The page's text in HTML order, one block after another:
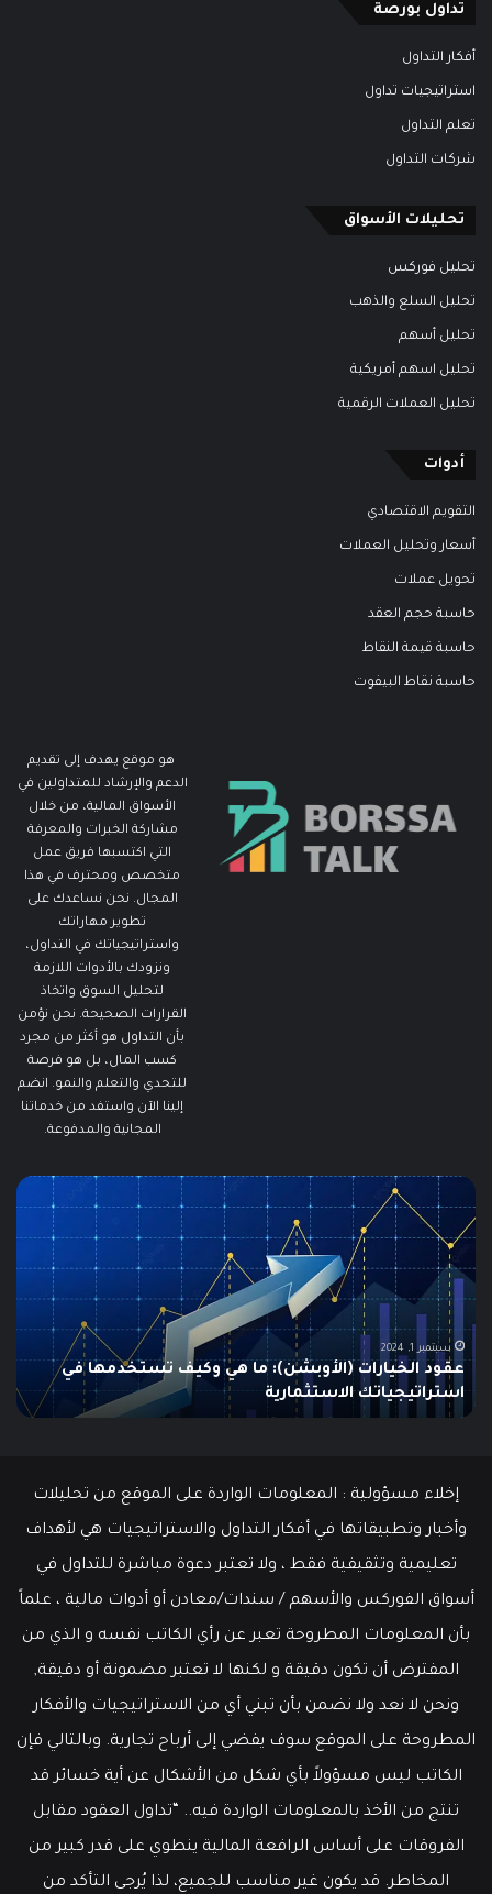
تداول بورصة
أفكار التداول
استراتيجيات تداول
تعلم التداول
شركات التداول
تحليلات الأسواق
تحليل فوركس
تحليل السلع والذهب
تحليل أسهم
تحليل اسهم أمريكية
تحليل العملات الرقمية
أدوات
التقويم الاقتصادي
أسعار وتحليل العملات
تحويل عملات
حاسبة حجم العقد
حاسبة قيمة النقاط
حاسبة نقاط البيفوت
هو موقع يهدف إلى تقديم
الدعم والإرشاد للمتداولين في
الأسواق المالية، من خلال
مشاركة الخبرات والمعرفة
التي اكتسبها فريق عمل
متخصص ومحترف في هذا
المجال. نحن نساعدك على
تطوير مهاراتك
واستراتيجياتك في التداول،
ونزودك بالأدوات اللازمة
لتحليل السوق واتخاذ
القرارات الصحيحة. نحن نؤمن
بأن التداول هو أكثر من مجرد
كسب المال، بل هو فرصة
للتحدي والتعلم والنمو. انضم
إلينا الآن واستفد من خدماتنا
المجانية والمدفوعة.
مطالبات
البطالة
في
الولايات
المتحدة
تنخفض
إلى
أدنى
مستوى
منذ
مايو
عمل
سبتمبر 19, 2024
مطالبات البطالة في الولايات المتحدة تنخفض إلى أدنى
مستوى منذ مايو وسط سوق عمل قوي
إخلاء مسؤولية : المعلومات الواردة على الموقع من تحليلات
وأخبار وتطبيقاتها في أفكار التداول والاستراتيجيات هي لأهداف
تعليمية وتثقيفية فقط ، ولا تعتبر دعوة مباشرة للتداول في
أسواق الفوركس والأسهم / سندات/معادن أو أدوات مالية ، علماً
بأن المعلومات المطروحة تعبر عن رأي الكاتب نفسه و الذي من
المفترض أن تكون دقيقة و لكنها لا تعتبر مضمونة أو دقيقة,
ونحن لا نعد ولا نضمن بأن تبني أي من الاستراتيجيات والأفكار
المطروحة على الموقع سوف يفضي إلى أرباح تجارية. وبالتالي فإن
الكاتب ليس مسؤولاً بأي شكل من الأشكال عن أية خسائر قد
تنتج من الأخذ بالمعلومات الواردة فيه.. “تداول العقود مقابل
الفروقات على أساس الرافعة المالية ينطوي على قدر كبير من
المخاطر. قد يكون غير مناسب للجميع، لذا يُرجى التأكد من